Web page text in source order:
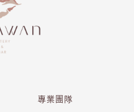
專業團隊